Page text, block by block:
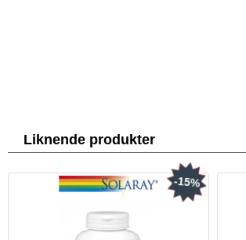
Liknende produkter
-15%